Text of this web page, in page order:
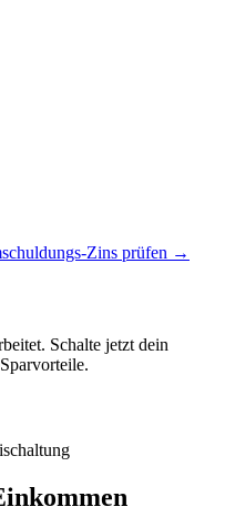
Zins prüfen →
Schalte jetzt dein